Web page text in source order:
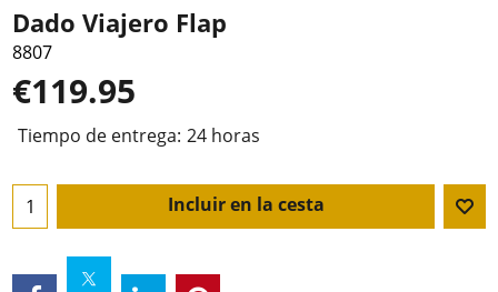
Dado Viajero Flap
8807
€119.95
Tiempo de entrega: 24 horas
Incluir en la cesta